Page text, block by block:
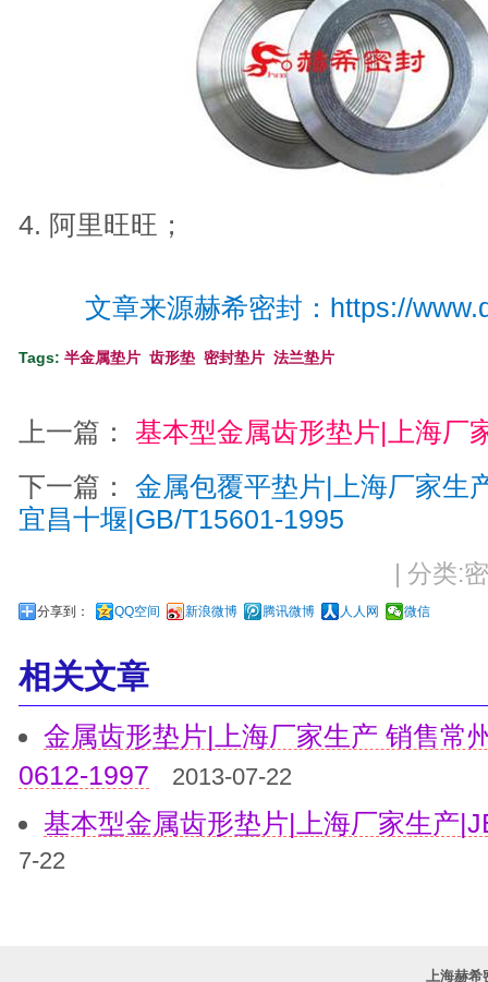
4. 阿里旺旺；
文章来源赫希密封： https://
Tags:半金属垫片 齿形垫 密封垫片 法兰垫片
上一篇： 基本型金属齿形垫片|上海厂
下一篇：金属包覆平垫片|上海厂家生
宜昌十堰|GB/T15601-1995
| 分类:
分享到： QQ空间 新浪微博 腾讯微博 人人网 微信
相关文章
金属齿形垫片|上海厂家生产 销售常
0612-1997
2013-07-22
基本型金属齿形垫片|上海厂家生产
7-22
上海赫